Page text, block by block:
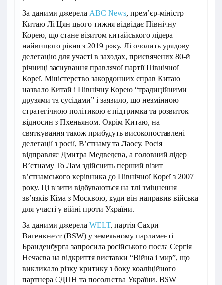
За даними джерела ABC News, прем’єр-міністр
Китаю Лі Цян цього тижня відвідає Північну
Корею, що стане візитом китайського лідера
найвищого рівня з 2019 року. Лі очолить урядову
делегацію для участі в заходах, присвячених 80-й
річниці заснування правлячої партії Північної
Кореї. Міністерство закордонних справ Китаю
назвало Китай і Північну Корею “традиційними
друзями та сусідами” і заявило, що незмінною
стратегічною політикою є підтримка та розвиток
відносин з Пхеньяном. Окрім Китаю, на
святкування також прибудуть високопоставлені
делегації з росії, В’єтнаму та Лаосу. Росія
відправляє Дмитра Медведєва, а головний лідер
В’єтнаму То Лам здійснить перший візит
в’єтнамського керівника до Північної Кореї з 2007
року. Ці візити відбуваються на тлі зміцнення
зв’язків Кіма з Москвою, куди він направив війська
для участі у війні проти України.
За даними джерела WELT, партія Сахри
Вагенкнехт (BSW) у земельному парламенті
Бранденбурга запросила російського посла Сергія
Нечаєва на відкриття виставки “Війна і мир”, що
викликало різку критику з боку коаліційного
партнера СДПН та посольства України. BSW